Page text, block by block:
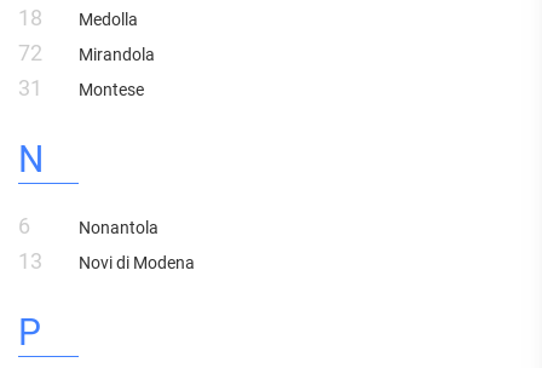
18 Medolla
72 Mirandola
31 Montese
N
6 Nonantola
13 Novi di Modena
P